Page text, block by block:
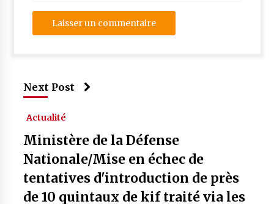
Next Post
Actualité
Ministère de la Défense
Nationale/Mise en échec de
tentatives d'introduction de près
de 10 quintaux de kif traité via les